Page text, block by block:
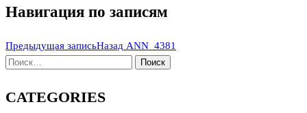
Навигация по записям
Предыдущая записьНазад ANN_4381
CATEGORIES